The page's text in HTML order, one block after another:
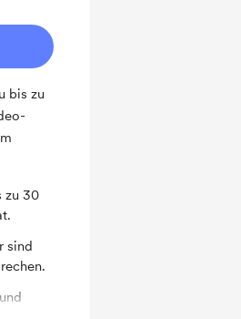
bis zu
zu 30
sind